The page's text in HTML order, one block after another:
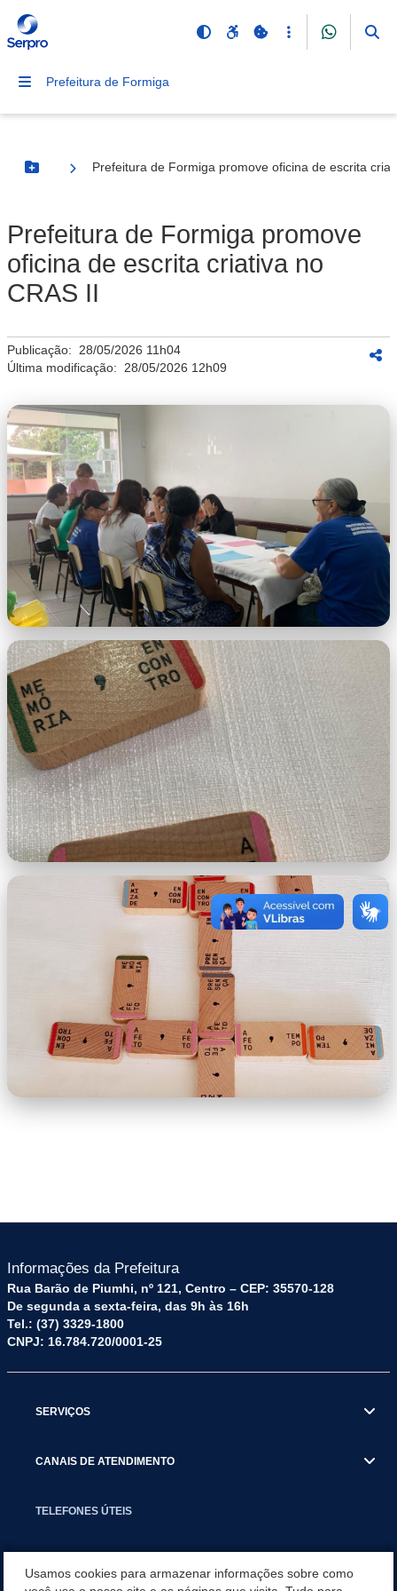
Prefeitura de Formiga
Botão Menu
Prefeitura de Formiga promove oficina de escrita
Prefeitura de Formiga promove
oficina de escrita criativa no
CRAS II
Publicação: 28/05/2026 11h04
Última modificação: 28/05/2026 12h09
imagem.jpeg
imagem-2.jpeg
Informações da Prefeitura
Rua Barão de Piumhi, nº 121, Centro – CEP: 35570-128
De segunda a sexta-feira, das 9h às 16h
Tel.: (37) 3329-1800
CNPJ: 16.784.720/0001-25
SERVIÇOS
CANAIS DE ATENDIMENTO
TELEFONES ÚTEIS
Usamos cookies para armazenar informações sobre como